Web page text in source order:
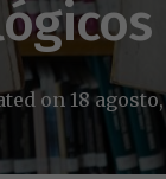
on 18